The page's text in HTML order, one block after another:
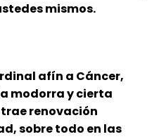
mismos.
afín a Cáncer,
modorra y cierta
renovación
sobre todo en las